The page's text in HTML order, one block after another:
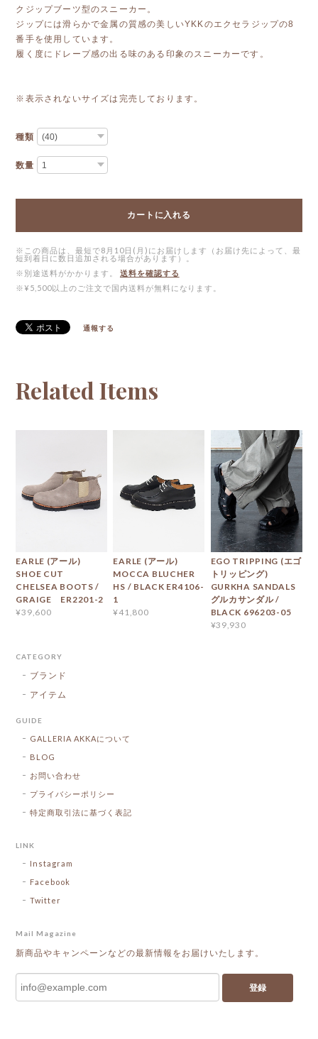
クジップブーツ型のスニーカー。
ジップには滑らかで金属の質感の美しいYKKのエクセラジップの8
番手を使用しています。
履く度にドレープ感の出る味のある印象のスニーカーです。
※表示されないサイズは完売しております。
種類
数量
カートに入れる
※この商品は、最短で8月10日(月)にお届けします（お届け先によって、最
短到着日に数日追加される場合があります）。
※別途送料がかかります。
送料を確認する
※¥5,500以上のご注文で国内送料が無料になります。
通報する
Related Items
EARLE (アール)
SHOE CUT
CHELSEA BOOTS /
GRAIGE ER2201-2
¥39,600
EARLE (アール)
MOCCA BLUCHER
HS / BLACK ER4106-
1
¥41,800
EGO TRIPPING (エゴ
トリッピング)
GURKHA SANDALS
グルカサンダル /
BLACK 696203-05
¥39,930
CATEGORY
ブランド
アイテム
GUIDE
GALLERIA AKKAについて
BLOG
お問い合わせ
プライバシーポリシー
特定商取引法に基づく表記
LINK
Instagram
Facebook
Twitter
Mail Magazine
新商品やキャンペーンなどの最新情報をお届けいたします。
登録